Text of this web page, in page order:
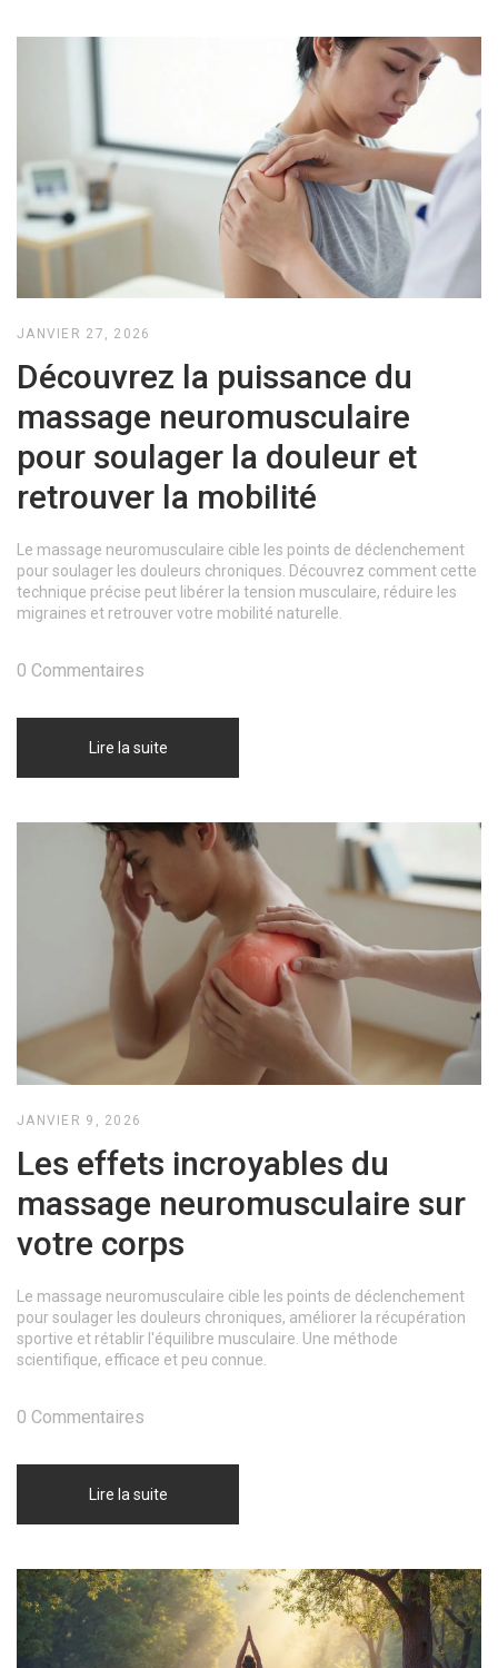
JANVIER 27, 2026
Découvrez la puissance du
massage neuromusculaire
pour soulager la douleur et
retrouver la mobilité
Le massage neuromusculaire cible les points de déclenchement
pour soulager les douleurs chroniques. Découvrez comment cette
technique précise peut libérer la tension musculaire, réduire les
migraines et retrouver votre mobilité naturelle.
Lire la suite
0 Commentaires
JANVIER 9, 2026
Les effets incroyables du
massage neuromusculaire sur
votre corps
Le massage neuromusculaire cible les points de déclenchement
pour soulager les douleurs chroniques, améliorer la récupération
sportive et rétablir l'équilibre musculaire. Une méthode
scientifique, efficace et peu connue.
Lire la suite
0 Commentaires